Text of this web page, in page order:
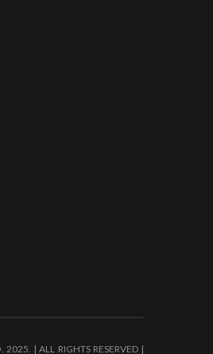
2025. | ALL RIGHTS RESERVED |